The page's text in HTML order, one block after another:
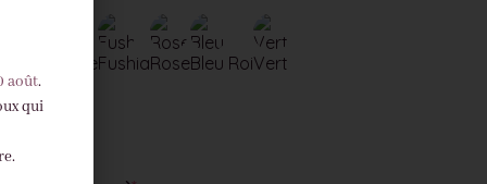
ParmeFushiaRoseBleu RoiVert
août.
qui